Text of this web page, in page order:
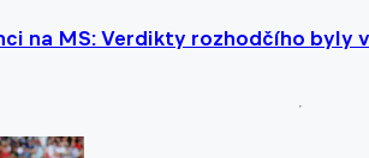
na MS: Verdikty rozhodčího byly